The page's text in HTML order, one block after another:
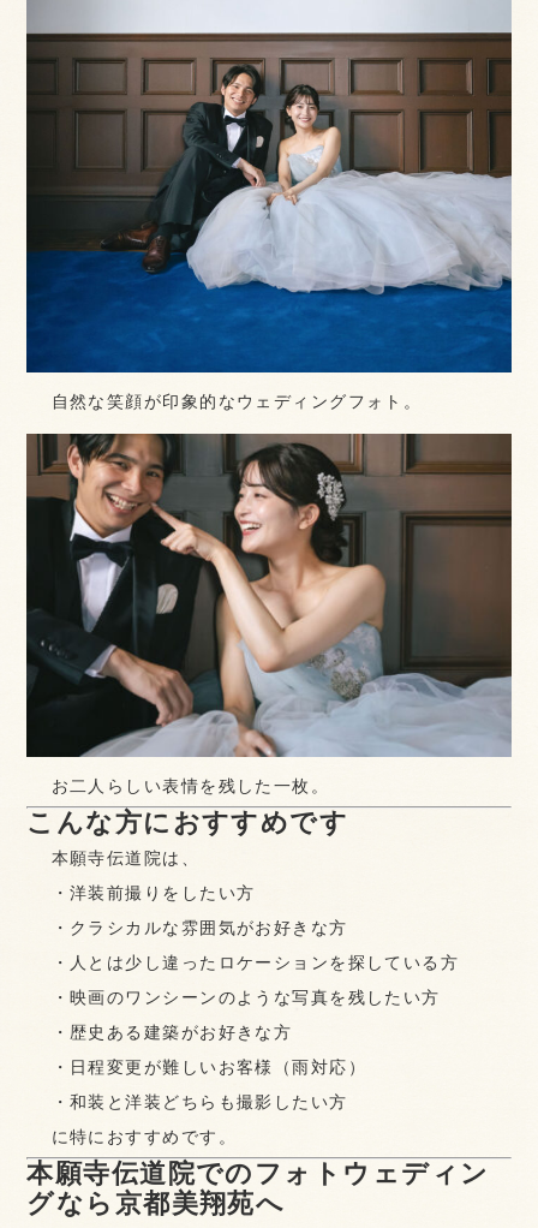
自然な笑顔が印象的なウェディングフォト。
お二人らしい表情を残した一枚。
こんな方におすすめです
本願寺伝道院は、
・洋装前撮りをしたい方
・クラシカルな雰囲気がお好きな方
・人とは少し違ったロケーションを探している方
・映画のワンシーンのような写真を残したい方
・歴史ある建築がお好きな方
・日程変更が難しいお客様（雨対応）
・和装と洋装どちらも撮影したい方
に特におすすめです。
本願寺伝道院でのフォトウェディン
グなら京都美翔苑へ